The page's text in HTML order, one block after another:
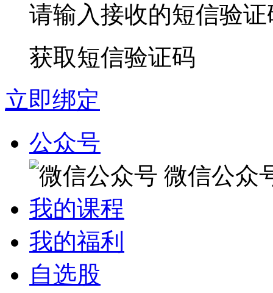
请输入接收的短信验证
获取短信验证码
立即绑定
公众号
微信公众
我的课程
我的福利
自选股